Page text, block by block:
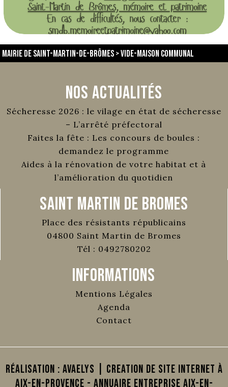
Mairie de Saint-Martin-de-Brômes>vide-maison communal
Nos Actualités
Sécheresse 2026 : le vilage en état de sécheresse
– L’arrêté préfectoral
Faites la fête : Les concours de boules :
demandez le programme
Aides à la rénovation de votre habitat et à
l’amélioration du quotidien
Saint Martin de Bromes
Place des résistants républicains
04800 Saint Martin de Bromes
Tél : 0492780202
Informations
Mentions Légales
Agenda
Contact
Réalisation : AVAELYS | Creation de site internet à
Aix-en-Provence - Annuaire Entreprise Aix-en-